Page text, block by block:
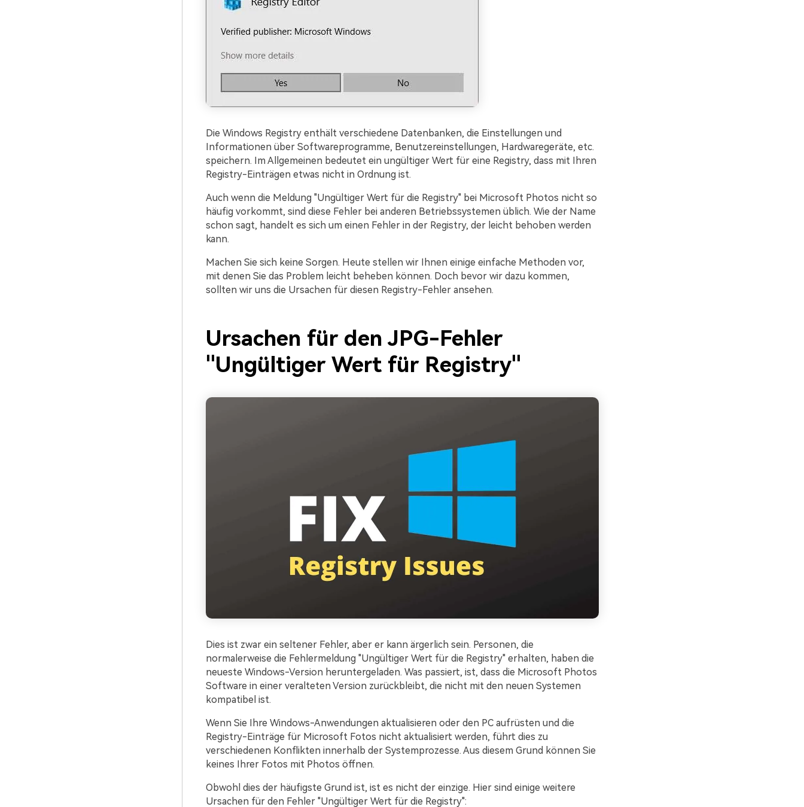
Die Windows Registry enthält verschiedene Datenbanken, die Einstellungen und
Informationen über Softwareprogramme, Benutzereinstellungen, Hardwaregeräte, etc.
speichern. Im Allgemeinen bedeutet ein ungültiger Wert für eine Registry, dass mit Ihren
Registry-Einträgen etwas nicht in Ordnung ist.
Auch wenn die Meldung "Ungültiger Wert für die Registry" bei Microsoft Photos nicht so
häufig vorkommt, sind diese Fehler bei anderen Betriebssystemen üblich. Wie der Name
schon sagt, handelt es sich um einen Fehler in der Registry, der leicht behoben werden
kann.
Machen Sie sich keine Sorgen. Heute stellen wir Ihnen einige einfache Methoden vor,
mit denen Sie das Problem leicht beheben können. Doch bevor wir dazu kommen,
sollten wir uns die Ursachen für diesen Registry-Fehler ansehen.
Ursachen für den JPG-Fehler
"Ungültiger Wert für Registry"
Dies ist zwar ein seltener Fehler, aber er kann ärgerlich sein. Personen, die
normalerweise die Fehlermeldung "Ungültiger Wert für die Registry" erhalten, haben die
neueste Windows-Version heruntergeladen. Was passiert, ist, dass die Microsoft Photos
Software in einer veralteten Version zurückbleibt, die nicht mit den neuen Systemen
kompatibel ist.
Wenn Sie Ihre Windows-Anwendungen aktualisieren oder den PC aufrüsten und die
Registry-Einträge für Microsoft Fotos nicht aktualisiert werden, führt dies zu
verschiedenen Konflikten innerhalb der Systemprozesse. Aus diesem Grund können Sie
keines Ihrer Fotos mit Photos öffnen.
Obwohl dies der häufigste Grund ist, ist es nicht der einzige. Hier sind einige weitere
Ursachen für den Fehler "Ungültiger Wert für die Registry":